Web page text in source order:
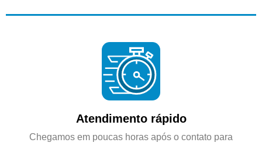
Atendimento rápido
Chegamos em poucas horas após o contato para